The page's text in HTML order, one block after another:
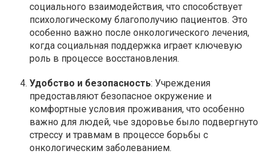
социального взаимодействия, что способствует
психологическому благополучию пациентов. Это
особенно важно после онкологического лечения,
когда социальная поддержка играет ключевую
роль в процессе восстановления.
Удобство и безопасность: Учреждения
предоставляют безопасное окружение и
комфортные условия проживания, что особенно
важно для людей, чье здоровье было подвергнуто
стрессу и травмам в процессе борьбы с
онкологическим заболеванием.